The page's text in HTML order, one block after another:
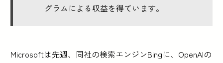
グラムによる収益を得ています。
Microsoftは先週、同社の検索エンジンBingに、OpenAIの